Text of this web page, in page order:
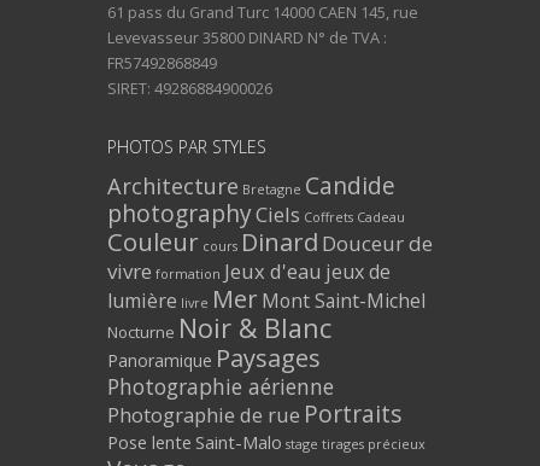
61 pass du Grand Turc 14000 CAEN 145, rue
Levevasseur 35800 DINARD N° de TVA :
FR57492868849
SIRET: 49286884900026
PHOTOS PAR STYLES
Architecture Bretagne Candide
photographyCiels Coffrets Cadeau
Couleur cours Dinard Douceur de
vivre formation Jeux d'eau jeux de
lumière livre Mer Mont Saint-Michel
Nocturne Noir & Blanc
Panoramique Paysages
Photographie aérienne
Photographie de rue Portraits
Pose lente Saint-Malo stage tirages précieux